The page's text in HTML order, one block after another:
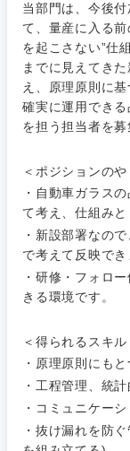
当部門は、今後
て、量産に入る
を起こさない”仕
までに見えてき
え、原理原則に
確実に運用でき
を担う担当者を募
＜ポジションのや
・自動車ガラス
て考え、仕組みと
・新設部署なの
で考えて反映でき
・研修・フォロ
きる環境です。
＜得られるスキル
・原理原則にも
・工程管理、統
・コミュニケー
・抜け漏れを防
経営企
画・事業
企画
経営ボー
ド
SCM
人事
マーケテ
ィング
営業
サービス
クリエイ
経営企画・
経営ボード
管理
人事
マーケティ
営業
クリエイテ
コンサルタ
商社・卸
エネルギ
自動車・
電気・電
素材・化
食品・
メディカ
金融
建設・不
北海道・
北海道
秋田県
宮城県
福島県
希望年収
推奨年齢
フリーワード
こだ
急募
上場企業